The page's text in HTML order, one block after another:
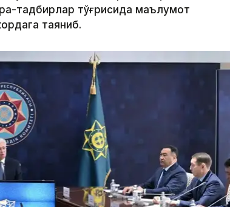
тадбирлар тўғрисида маълумот
таяниб.